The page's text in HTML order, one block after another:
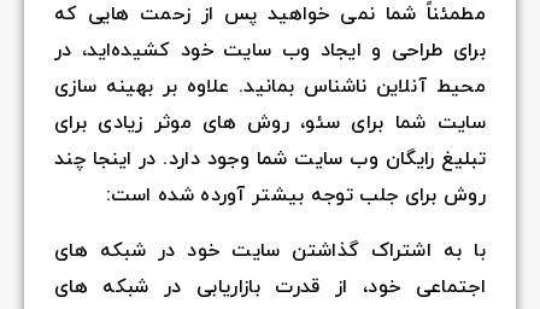
مطمئناً شما نمی خواهید پس از زحمت هایی که
برای طراحی و ایجاد وب سایت خود کشیده‌اید، در
محیط آنلاین ناشناس بمانید. علاوه بر بهینه سازی
سایت شما برای سئو، روش های موثر زیادی برای
تبلیغ رایگان وب سایت شما وجود دارد. در اینجا چند
روش برای جلب توجه بیشتر آورده شده است:
با به اشتراک گذاشتن سایت خود در شبکه های
اجتماعی خود، از قدرت بازاریابی در شبکه های